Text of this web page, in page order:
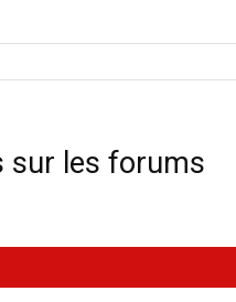
sur les forums